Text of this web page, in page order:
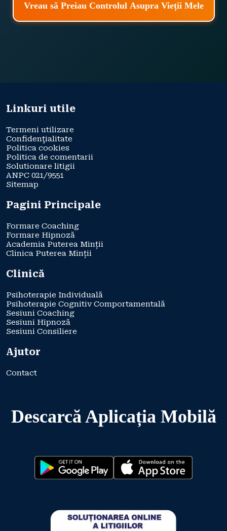
Vreau să Preiau Controlul Asupra Vieții Mele
Linkuri utile
Termeni utilizare
Confidenţialitate
Politica cookies
Politica de comentarii
Solutionare litigii
ANPC 021/9551
Sitemap
Pagini Principale
Formare Coaching
Formare Hipnoză
Academia Puterea Minții
Clinica Puterea Minții
Clinică
Psihoterapie Individuală
Psihoterapie Cognitiv Comportamentală
Sesiuni Coaching
Sesiuni Hipnoză
Sesiuni Consiliere
Ajutor
Contact
Descarcă Aplicația Mobilă